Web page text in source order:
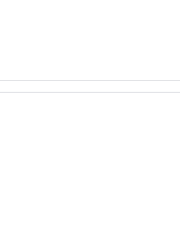
經典客房, 露台 |